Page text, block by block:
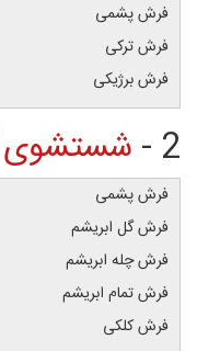
فرش پشمی
فرش ترکی
فرش برژیکی
2 - شستشوی
فرش پشمی
فرش گل ابریشم
فرش چله ابریشم
فرش تمام ابریشم
فرش کلکی